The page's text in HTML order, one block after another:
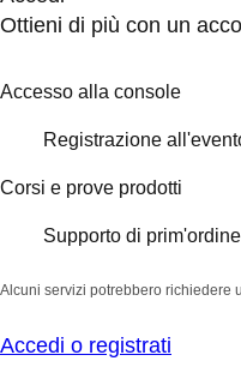
Ottieni di più con un
Accesso alla console
Registrazione
Corsi e prove prodotti
Supporto di prim'ordine
Alcuni servizi potrebbero richiedere
Accedi o registrati